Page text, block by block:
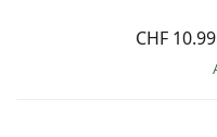
CHF 10.99